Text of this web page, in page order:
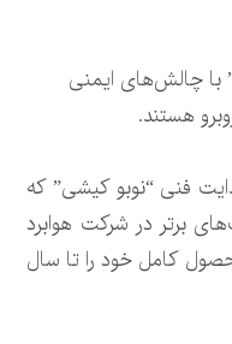
با چالش‌های ایمنی
هستند.
فنی “نوبو کیشی” که
برتر در شرکت هوابرد
کامل خود را تا سال